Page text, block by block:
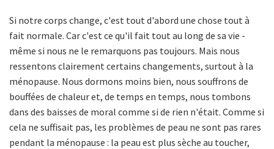
Si notre corps change, c'est tout d'abord une chose tout à
fait normale. Car c'est ce qu'il fait tout au long de sa vie -
même si nous ne le remarquons pas toujours. Mais nous
ressentons clairement certains changements, surtout à la
ménopause. Nous dormons moins bien, nous souffrons de
bouffées de chaleur et, de temps en temps, nous tombons
dans des baisses de moral comme si de rien n'était. Comme si
cela ne suffisait pas, les problèmes de peau ne sont pas rares
pendant la ménopause : la peau est plus sèche au toucher,